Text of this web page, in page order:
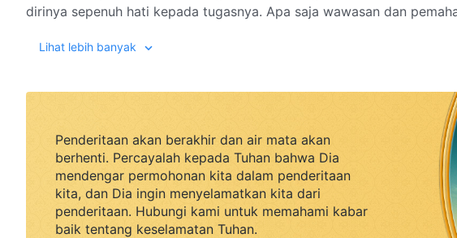
dirinya sepenuh hati kepada tugasnya. Apa saja wawasan dan
Lihat lebih banyak
Penderitaan akan berakhir dan air mata akan
berhenti. Percayalah kepada Tuhan bahwa Dia
mendengar permohonan kita dalam penderitaan
kita, dan Dia ingin menyelamatkan kita dari
penderitaan. Hubungi kami untuk memahami kabar
baik tentang keselamatan Tuhan.